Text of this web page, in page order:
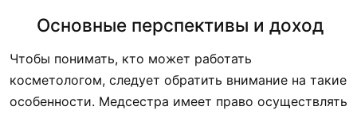
Основные перспективы и доход
Чтобы понимать, кто может работать
косметологом, следует обратить внимание на такие
особенности. Медсестра имеет право осуществлять